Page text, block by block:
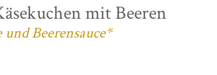
mit Beeren
und Beerensauce*